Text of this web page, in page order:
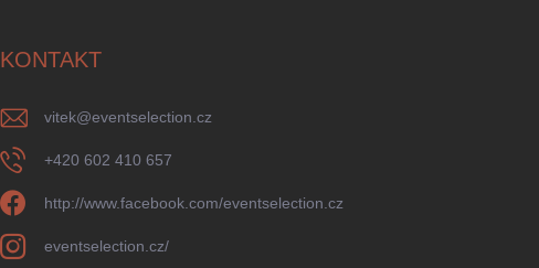
KONTAKT
vitek@eventselection.cz
+420 602 410 657
http://www.facebook.com/eventselection.cz
eventselection.cz/